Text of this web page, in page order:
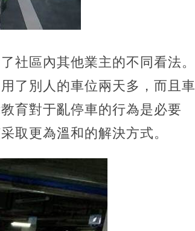
社區內其他業主的不同看法。
了別人的車位兩天多，而且車
育對于亂停車的行為是必要
取更為溫和的解決方式。